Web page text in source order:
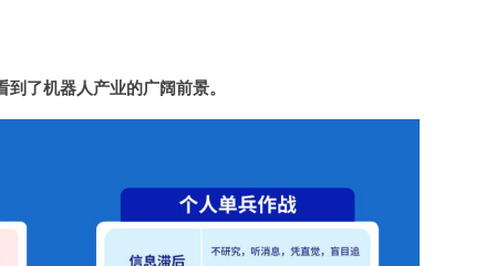
了机器人产业的广阔前景。